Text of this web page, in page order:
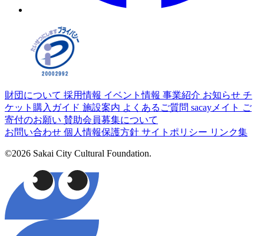
財団について 採用情報 イベント情報 事業紹介 お知らせ チ
ケット購入ガイド 施設案内 よくあるご質問 sacayメイト ご
寄付のお願い 賛助会員募集について
お問い合わせ 個人情報保護方針 サイトポリシー リンク集
©2026 Sakai City Cultural Foundation.